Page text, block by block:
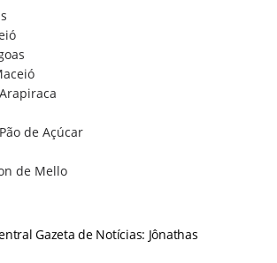
de Açúcar
de Mello
Gazeta de Notícias: Jônathas